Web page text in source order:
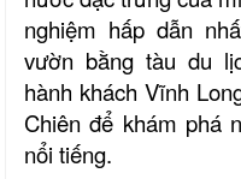
nghiệm hấp dẫn
vườn bằng tàu du
hành khách Vĩnh
Chiênđể khám phá
nổi tiếng.